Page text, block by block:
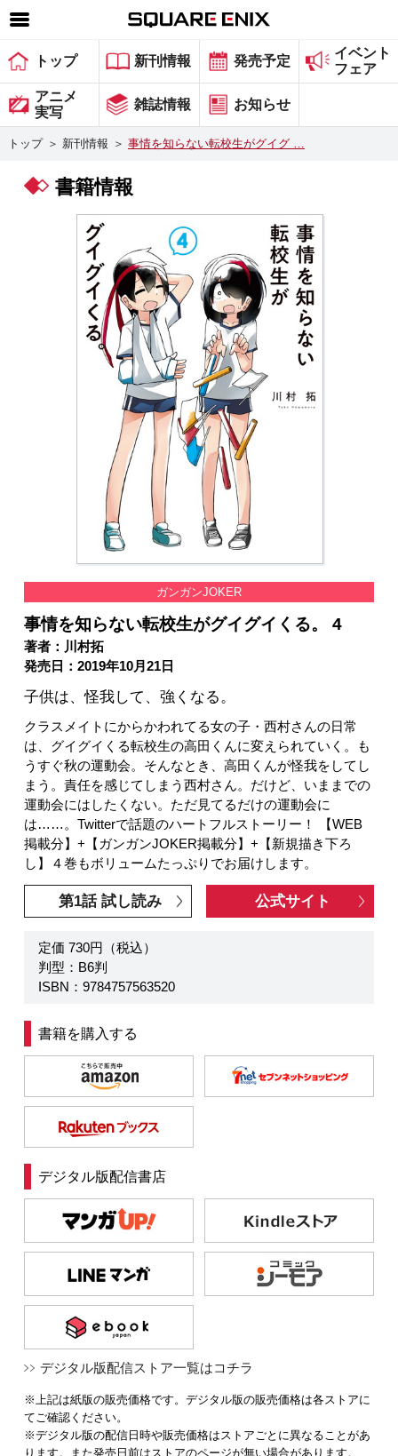
SQUARE ENIX 公式サイトメニュー
ゲーム
マガジン＆ブックス
グッズ
会社情報 採用情報
スクウェア・エニックス サイト内検索
トップ 新刊情報 発売予定
イベント
フェア
アニメ
実写
雑誌情報 お知らせ
トップ ＞ 新刊情報 ＞ 事情を知らない転校生がグイグ …
書籍情報
ガンガンJOKER
事情を知らない転校生がグイグイくる。 4
著者：川村拓
発売日：2019年10月21日
子供は、怪我して、強くなる。
クラスメイトにからかわれてる女の子・西村さんの日常
は、グイグイくる転校生の高田くんに変えられていく。も
うすぐ秋の運動会。そんなとき、高田くんが怪我をしてし
まう。責任を感じてしまう西村さん。だけど、いままでの
運動会にはしたくない。ただ見てるだけの運動会に
は……。Twitterで話題のハートフルストーリー！ 【WEB
掲載分】+【ガンガンJOKER掲載分】+【新規描き下ろ
し】４巻もボリュームたっぷりでお届けします。
第1話 試し読み 公式サイト
定価 730円（税込）
判型：B6判
ISBN：9784757563520
書籍を購入する
デジタル版配信書店
デジタル版配信ストア一覧はコチラ
※上記は紙版の販売価格です。デジタル版の販売価格は各ストアに
てご確認ください。
※デジタル版の配信日時や販売価格はストアごとに異なることがあ
ります。また発売日前はストアのページが無い場合があります。